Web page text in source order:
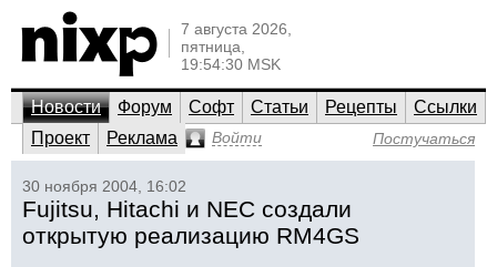
7 августа 2026,
пятница,
19:54:30 MSK
Новости Форум Софт Статьи Рецепты
Ссылки
Проект
Реклама Войти Постучаться
30 ноября 2004, 16:02
Fujitsu, Hitachi и NEC создали
открытую реализацию RM4GS